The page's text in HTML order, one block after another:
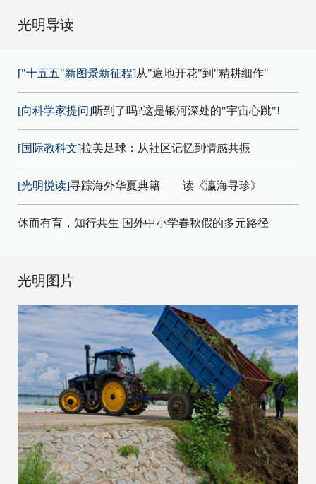
光明导读
["十五五"新图景新征程]从"遍地开花"到"精耕细作"
[向科学家提问]听到了吗?这是银河深处的"宇宙心跳"!
[国际教科文]拉美足球：从社区记忆到情感共振
[光明悦读]寻踪海外华夏典籍——读《瀛海寻珍》
休而有育，知行共生 国外中小学春秋假的多元路径
光明图片